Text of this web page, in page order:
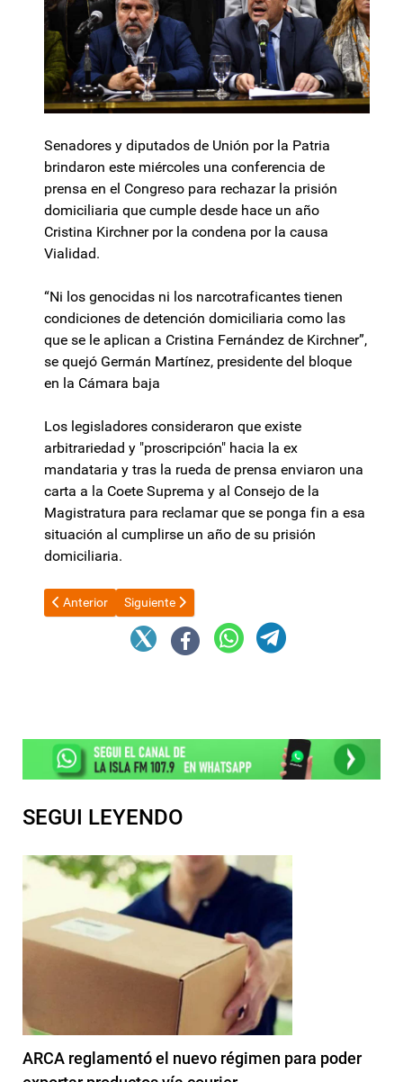
Senadores y diputados de Unión por la Patria
brindaron este miércoles una conferencia de
prensa en el Congreso para rechazar la prisión
domiciliaria que cumple desde hace un año
Cristina Kirchner por la condena por la causa
Vialidad.
“Ni los genocidas ni los narcotraficantes tienen
condiciones de detención domiciliaria como las
que se le aplican a Cristina Fernández de Kirchner”,
se quejó Germán Martínez, presidente del bloque
en la Cámara baja
Los legisladores consideraron que existe
arbitrariedad y "proscripción" hacia la ex
mandataria y tras la rueda de prensa enviaron una
carta a la Coete Suprema y al Consejo de la
Magistratura para reclamar que se ponga fin a esa
situación al cumplirse un año de su prisión
domiciliaria.
Artículo anterior: La excusa de Manuel Adorni para que le
Anterior Artículo siguiente: En búsqueda de dólares: entre
Siguiente
SEGUI LEYENDO
ARCA reglamentó el nuevo régimen para poder